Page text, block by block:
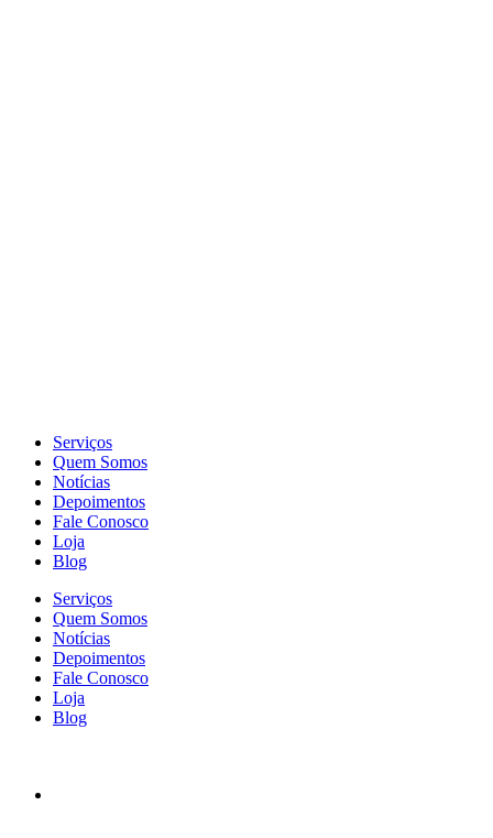
Serviços
Quem Somos
Notícias
Depoimentos
Fale Conosco
Loja
Blog
Serviços
Quem Somos
Notícias
Depoimentos
Fale Conosco
Loja
Blog